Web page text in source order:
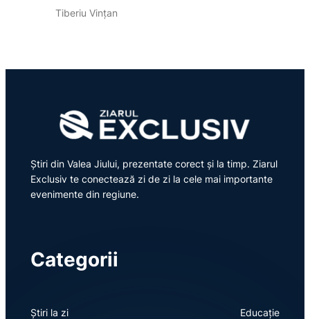
Tiberiu Vințan
Știri din Valea Jiului, prezentate corect și la timp. Ziarul
Exclusiv te conectează zi de zi la cele mai importante
evenimente din regiune.
Categorii
Știri la zi Educație